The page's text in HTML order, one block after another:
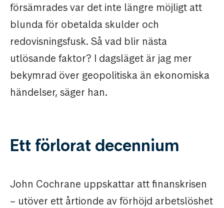
försämrades var det inte längre möjligt att
blunda för obetalda skulder och
redovisningsfusk. Så vad blir nästa
utlösande faktor? I dagsläget är jag mer
bekymrad över geopolitiska än ekonomiska
händelser, säger han.
Ett förlorat decennium
John Cochrane uppskattar att finanskrisen
– utöver ett årtionde av förhöjd arbetslöshet